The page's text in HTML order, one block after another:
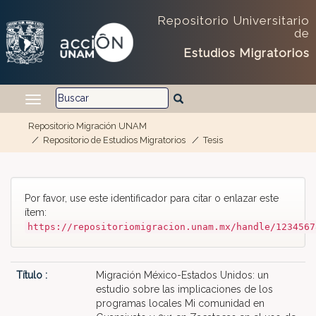
Repositorio Universitario
de
Estudios Migratorios
Repositorio Migración UNAM
Repositorio de Estudios Migratorios
Tesis
Por favor, use este identificador para citar o enlazar este
ítem:
https://repositoriomigracion.unam.mx/handle/
Título :
Migración México-Estados Unidos: un
estudio sobre las implicaciones de los
programas locales Mi comunidad en